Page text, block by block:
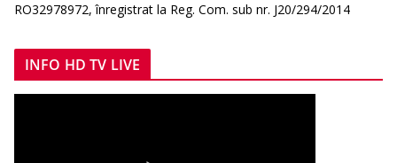
RO32978972, înregistrat la Reg. Com. sub nr. J20/294/2014
INFO HD TV LIVE